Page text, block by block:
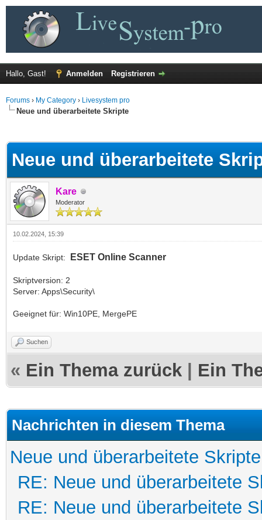
Hallo, Gast! Anmelden Registrieren
Forums › My Category › Livesystem pro
Neue und überarbeitete Skripte
Neue und überarbeitete
Kare
Moderator
10.02.2024, 15:39
Update Skript: ESET Online Scanner
Skriptversion: 2
Server: Apps\Security\
Geeignet für: Win10PE, MergePE
Suchen
« Ein Thema zurück Ein
Nachrichten in diesem Thema
Neue und überarbeitete Skripte
RE: Neue und überarbeitete
RE: Neue und überarbeitete